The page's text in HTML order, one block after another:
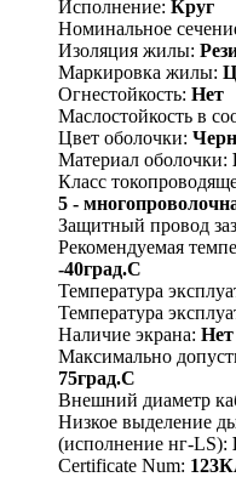
Исполнение: Круг
Номинальное
Изоляция жилы:
Маркировка жилы:
Огнестойкость: Нет
Маслостойкость в
Цвет оболочки:
Материал оболочки:
Класс
5 -
Защитный провод
Рекомендуемая
-40град.C
Температура
Температура
Наличие экрана: Нет
Максимально
75град.C
Внешний диаметр
Низкое выделение
(исполнение нг-LS):
Certificate Num: